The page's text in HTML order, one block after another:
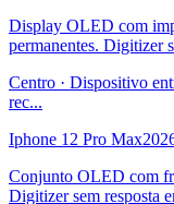
Display OLED com
permanentes. Digitizer
Centro · Dispositivo
rec...
Iphone 12 Pro Max
Conjunto OLED com
Digitizer sem resposta